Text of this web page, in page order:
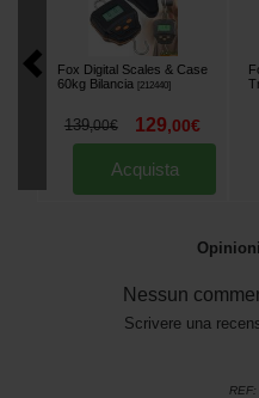
Fox Digital Scales & Case
60kg Bilancia
212440]
139,00€ 129,00€
Acquista
Nessun
Scrivere una
REF: